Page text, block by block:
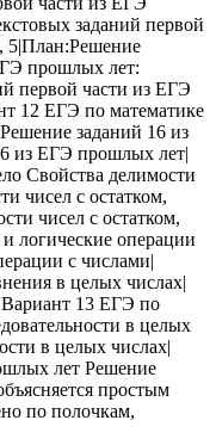
заданий первой
5|План:Решение
прошлых лет:
первой части из ЕГЭ
12 ЕГЭ по математике
заданий 16 из
из ЕГЭ прошлых лет|
Свойства делимости
чисел с остатком,
чисел с остатком,
логические операции
с числами|
в целых числах|
13 ЕГЭ по
в целых
в целых числах|
лет Решение
простым
по полочкам,